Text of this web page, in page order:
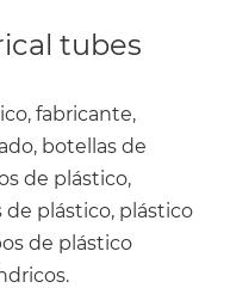
tubes
fabricante,
botellas de
de plástico,
de plástico, plástico
de plástico